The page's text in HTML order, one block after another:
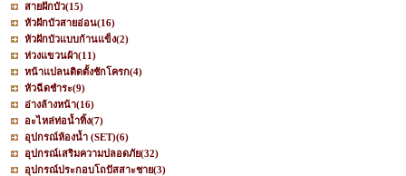
สายฝักบัว(15)
หัวฝักบัวสายอ่อน(16)
หัวฝักบัวแบบก้านแข็ง(2)
ห่วงแขวนผ้า(11)
หน้าแปลนติดตั้งชักโครก(4)
หัวฉีดชำระ(9)
อ่างล้างหน้า(16)
อะไหล่ท่อน้ำทิ้ง(7)
อุปกรณ์ห้องน้ำ (SET)(6)
อุปกรณ์เสริมความปลอดภัย(32)
อุปกรณ์ประกอบโถปัสสาะชาย(3)